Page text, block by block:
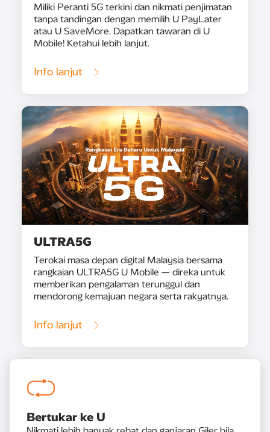
Miliki Peranti 5G terkini dan nikmati penjimatan
tanpa tandingan dengan memilih U PayLater
atau U SaveMore. Dapatkan tawaran di U
Mobile! Ketahui lebih lanjut.
Info lanjut
ULTRA5G
Terokai masa depan digital Malaysia bersama
rangkaian ULTRA5G U Mobile — direka untuk
memberikan pengalaman terunggul dan
mendorong kemajuan negara serta rakyatnya.
Info lanjut
Bertukar ke U